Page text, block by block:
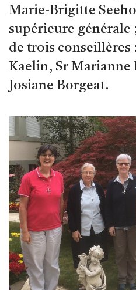
Marie-Brigitte
supérieure générale
de trois conseillères
Kaelin, Sr Marianne
Josiane Borgeat.